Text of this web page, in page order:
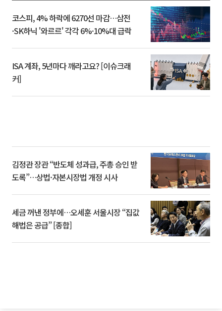
코스피, 4% 하락에 6270선 마감…삼전
·SK하닉 '와르르' 각각 6%·10%대 급락
ISA 계좌, 5년마다 깨라고요? [이슈크래
커]
김정관 장관 “반도체 성과급, 주총 승인 받
도록”…상법·자본시장법 개정 시사
세금 꺼낸 정부에…오세훈 서울시장 “집값
해법은 공급” [종합]